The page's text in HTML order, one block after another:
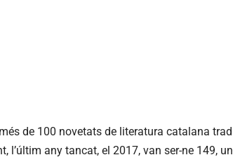
de 100 novetats de literatura catalana
l’últim any tancat, el 2017, van ser-ne 149,